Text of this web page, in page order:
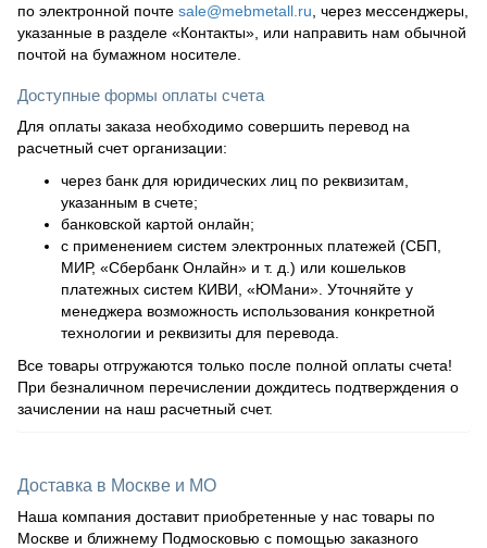
по электронной почте sale@mebmetall.ru , через мессенджеры,
указанные в разделе «Контакты», или направить нам обычной
почтой на бумажном носителе.
Доступные формы оплаты счета
Для оплаты заказа необходимо совершить перевод на
расчетный счет организации:
через банк для юридических лиц по реквизитам,
указанным в счете;
банковской картой онлайн;
с применением систем электронных платежей (СБП,
МИР, «Сбербанк Онлайн» и т. д.) или кошельков
платежных систем КИВИ, «ЮМани». Уточняйте у
менеджера возможность использования конкретной
технологии и реквизиты для перевода.
Все товары отгружаются только после полной оплаты счета!
При безналичном перечислении дождитесь подтверждения о
зачислении на наш расчетный счет.
Доставка в Москве и МО
Наша компания доставит приобретенные у нас товары по
Москве и ближнему Подмосковью с помощью заказного